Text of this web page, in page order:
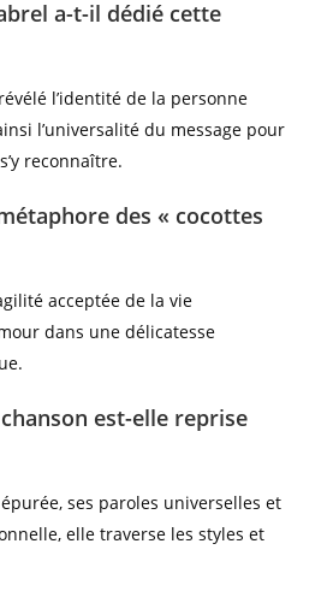
a-t-il dédié cette
l’identité de la personne
l’universalité du message pour
reconnaître.
des « cocottes
acceptée de la vie
dans une délicatesse
est-elle reprise
ses paroles universelles et
elle traverse les styles et